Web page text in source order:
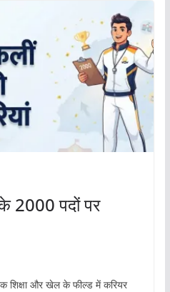
2000 पदों पर
शिक्षा और खेल के फील्ड में करियर